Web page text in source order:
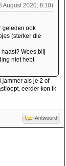
August 2020, 8:10)
geleden ook
(sterker die
Wees blij
niet hebt
jammer als je 2 of
eerder kon ik
Antwoord